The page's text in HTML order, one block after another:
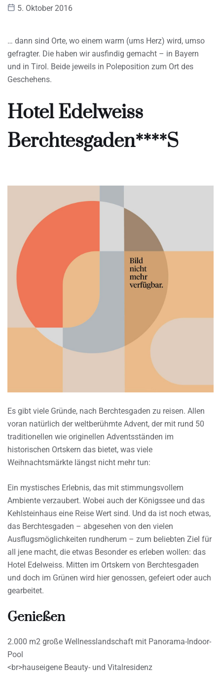
5. Oktober 2016
… dann sind Orte, wo einem warm (ums Herz) wird, umso
gefragter. Die haben wir ausfindig gemacht – in Bayern
und in Tirol. Beide jeweils in Poleposition zum Ort des
Geschehens.
Hotel Edelweiss
Berchtesgaden****S
Es gibt viele Gründe, nach Berchtesgaden zu reisen. Allen
voran natürlich der weltberühmte Advent, der mit rund 50
traditionellen wie originellen Adventsständen im
historischen Ortskern das bietet, was viele
Weihnachtsmärkte längst nicht mehr tun:
Ein mystisches Erlebnis, das mit stimmungsvollem
Ambiente verzaubert. Wobei auch der Königssee und das
Kehlsteinhaus eine Reise Wert sind. Und da ist noch etwas,
das Berchtesgaden – abgesehen von den vielen
Ausflugsmöglichkeiten rundherum – zum beliebten Ziel für
all jene macht, die etwas Besonder es erleben wollen: das
Hotel Edelweiss. Mitten im Ortskern von Berchtesgaden
und doch im Grünen wird hier genossen, gefeiert oder auch
gearbeitet.
Genießen
2.000 m2 große Wellnesslandschaft mit Panorama-Indoor-
Pool
<br>hauseigene Beauty- und Vitalresidenz